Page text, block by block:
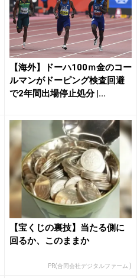
【海外】ドーハ100ｍ金のコー
ルマンがドーピング検査回避
で2年間出場停止処分 |...
【宝くじの裏技】当たる側に
回るか、このままか
PR(合同会社デジタルファーム )